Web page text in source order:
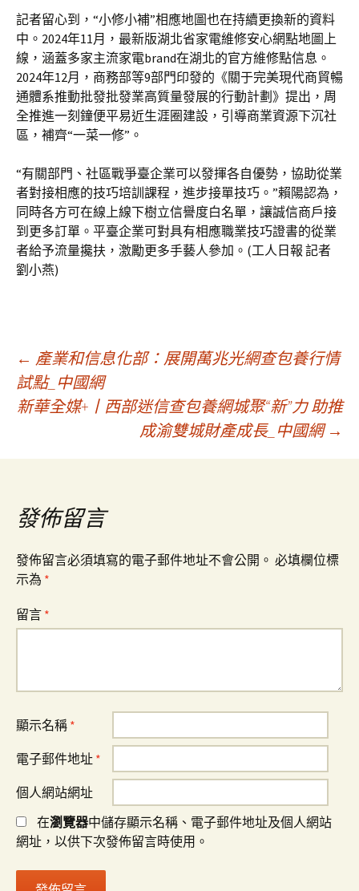
記者留心到，“小修小補”相應地圖也在持續更換新的資料
中。2024年11月，最新版湖北省家電維修安心網點地圖上
線，涵蓋多家主流家電brand在湖北的官方維修點信息。
2024年12月，商務部等9部門印發的《關于完美現代商貿暢
通體系推動批發批發業高質量發展的行動計劃》提出，周
全推進一刻鐘便平易近生涯圈建設，引導商業資源下沉社
區，補齊“一菜一修”。
“有關部門、社區戰爭臺企業可以發揮各自優勢，協助從業
者對接相應的技巧培訓課程，進步接單技巧。”賴陽認為，
同時各方可在線上線下樹立信譽度白名單，讓誠信商戶接
到更多訂單。平臺企業可對具有相應職業技巧證書的從業
者給予流量攙扶，激勵更多手藝人參加。(工人日報 記者
劉小燕)
文
章
導
覽
← 產業和信息化部：展開萬兆光網查包養行情
試點_中國網
新華全媒+丨西部迷信查包養網城聚“新”力 助推
成渝雙城財產成長_中國網 →
發佈留言
發佈留言必須填寫的電子郵件地址不會公開。 必填欄位標
示為 *
留言 *
顯示名稱 *
電子郵件地址 *
個人網站網址
在瀏覽器中儲存顯示名稱、電子郵件地址及個人網站
網址，以供下次發佈留言時使用。